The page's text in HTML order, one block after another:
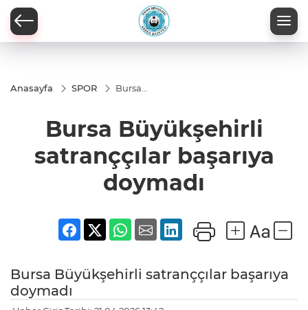
Anasayfa SPOR
Bursa
başarıya
doymadı
Bursa Büyükşehirli
satranççılar başarıya
doymadı
Bursa Büyükşehirli satranççılar başarıya
doymadı